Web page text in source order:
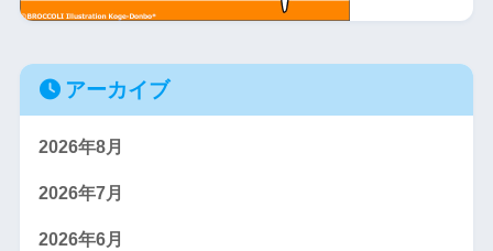
アーカイブ
2026年8月
2026年7月
2026年6月